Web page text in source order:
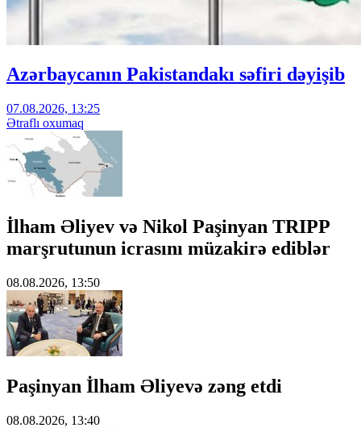
Azərbaycanın Pakistandakı səfiri dəyişib
07.08.2026, 13:25
Ətraflı oxumaq
İlham Əliyev və Nikol Paşinyan TRIPP
marşrutunun icrasını müzakirə ediblər
08.08.2026, 13:50
Paşinyan İlham Əliyevə zəng etdi
08.08.2026, 13:40